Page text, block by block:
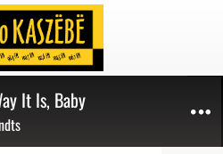
It Is, Baby